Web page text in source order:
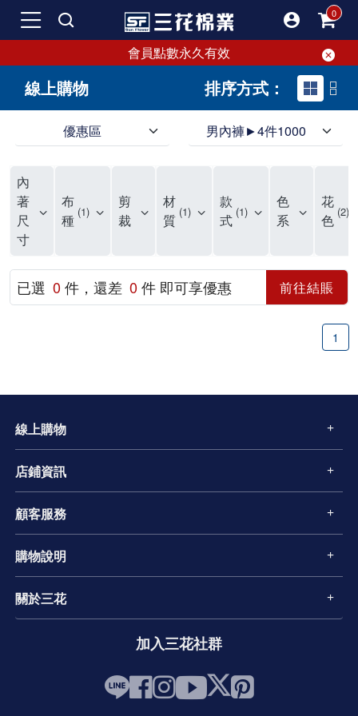
會員點數永久有效
線上購物 排序方式：
優惠區 男內褲►4件1000
三花男內褲提供最平實好搭的男內褲選擇。採用高品質原料製成，三花男內褲擁有絕佳彈性與透氣度，怎麼穿都舒適不用擔心造成肌膚困擾，立體剪裁全面大升級，滿意度百分百。
三花男內褲是男生首選品牌，適合休閒與運動。彈性好，人體工學剪裁，立體效果佳，舒適感大提升，魅力指數破表！
市佔率高達50年！三花專注設計，提升舒適與耐用，針對亞洲男性剪裁，大動作不卡襠。
三花男內褲採用優質棉料製成，褲身擁有超過千個散熱孔，吸汗透氣，柔順舒適，解決一般男內褲的悶熱問題。針對亞洲男性體型的立體剪裁設計，告別卡襠煩惱，自如大動作。三花男內褲市佔率高，專注製造與開發超過50年，提升舒適度與耐用性，深受網友推崇。五片式剪裁設計，適合各種身形及風格，給予肌膚前所未有的透氣舒適體驗。
【心情閒聊】男內褲的一些小心得?! 身為一名廣告代理商的社群小編，每次接到新客戶都需做好充足的產業功課，以免在撰寫廣告時顯得膚淺。美妝和流行服飾的客戶總讓我感到一點小確幸，因為可以搶先試用到新產品，或請客戶幫忙以員工價購買商品，讓人有中獎的小喜悅。 這次的客戶卻是-男內褲! 男內褲! 男內褲! 由於是第一次接觸這類產品，所以特地重複三次來表達內心的震驚。因為獨處時間較長，對於男內褲的研究多少有些害羞。因而硬著頭皮買了好幾件男內褲進行研究。 家裡沒有兄弟，也沒有可以直接聊男內褲的男性朋友，自己去買男內褲真的需要一些勇氣。我感謝現在的高科技網購，讓我不用親自到店面盯著男內褲看，也能輕鬆購買到不同種類的男內褲，真是感恩網路! 在Google搜尋 ""男內褲""，瞬間出現許多品牌，男內褲的世界真是博大精深呢。我開始扮演男內褲研究生，對男內褲進行分類：從長短、高低中腰到情趣男內褲，各式各樣應有盡有。好險此次的客戶是比較中規中矩的，情趣類的男內褲不在研究範圍，不然一直盯著穿內褲的模特兒看也太難為情了。 男內褲的設計功能其實不亞於女生內衣。由於男生身體結構的關係，需要更細心的設計。市面上較大的品牌有老牌的三花、三槍、宜而爽等，還有大手筆請代言人的CK、PLAYBOY等品牌。要選男內褲，實在需要下些功夫。 我將男內褲分為兩個面向：花色和功能設計。選擇男內褲的花色非常重要，因為能看出個人的品味和對內外搭配的重視程度。宅男們穿著50歲阿伯的花色內褲，或是穿白褲子搭配大黑色內褲，都是不OK的搭配。 功能設計則是對重要部位的保?。為了確保舒適性，有的內褲設計了開襟方便上廁所，有的設計了專屬囊袋固定，更有五片立體剪裁，或者強調視覺效果的內褲。這些設計不僅滿足基本的生理需求，更進階到心靈上的滿足。 以往從未想過要認真研究男內褲，直到這次工作的契機才真正了解男內褲的繁複。男內褲花色多樣，研究起來花費了不少時間。與男內褲客戶窗口交流，我這個女專案可能會有一段尷尬期，希望自己討論時不會笑場。雖然我無法真正體驗男內褲的全部功能，但透過揣測和客戶專業的回答，依然探詢到了許多有趣的現象。 某些網友反應某些國外品牌的男內褲不好穿，可能因為這些品牌是按照西方身材比例製造，不太適合台灣男性。同樣的現象也出現在女性內衣上，所以選擇適合自己的內褲才是最重要的。 以上只是我的心情抒發，沒有針對任何一家男內褲品牌，歡迎更多對男內褲有興趣的朋友加入研究行列！"
內
著
尺
寸
布
種 1
剪
裁
材
質 1
款
式 1
色
系
花
色 2
已選 0件，還差 0件 即可享優惠 前往結賬
1
線上購物
店鋪資訊
顧客服務
購物說明
關於三花
加入三花社群